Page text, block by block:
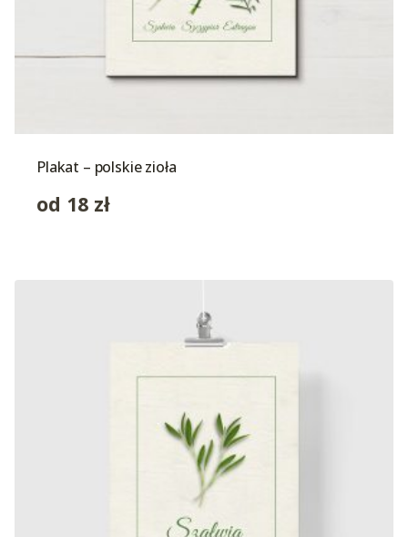
Plakat – polskie zioła
od 18 zł